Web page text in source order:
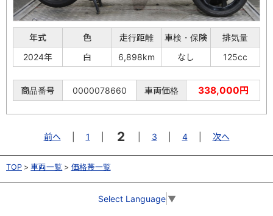
年式 色 走行距離 車検・保険
排気量
2024年
白 6,898km なし 125cc
商品番号 0000078660 車両価格 338,000円
前へ 1 2 3 4 次へ
TOP 車両一覧 価格帯一覧
Select Language ▼